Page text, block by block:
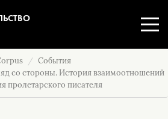
События
со стороны. История взаимоотношений
пролетарского писателя